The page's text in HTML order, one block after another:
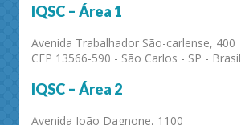
IQSC – Área 1
Avenida Trabalhador São-carlense, 400
CEP 13566-590 - São Carlos - SP - Brasil
IQSC – Área 2
Avenida João Dagnone, 1100